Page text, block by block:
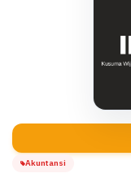
Akuntansi